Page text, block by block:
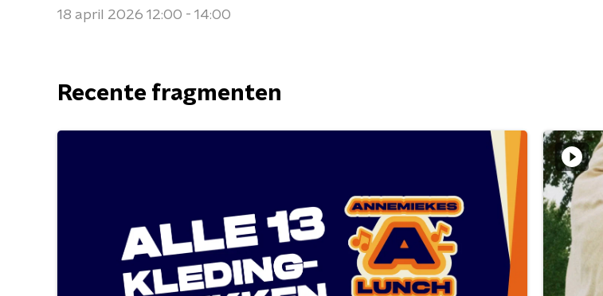
18 april 2026 12:00 - 14:00
Recente fragmenten